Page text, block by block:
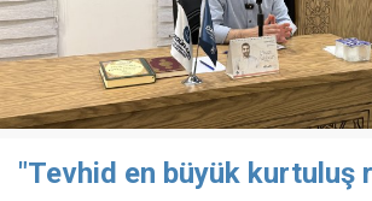
"Tevhid en büyük kurtuluş